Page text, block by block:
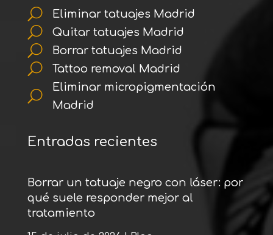
U Eliminar tatuajes Madrid
U Quitar tatuajes Madrid
U Borrar tatuajes Madrid
U Tattoo removal Madrid
U
Eliminar micropigmentación
Madrid
Entradas recientes
Borrar un tatuaje negro con láser: por
qué suele responder mejor al
tratamiento